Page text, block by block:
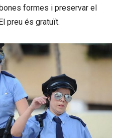
formes i preservar el
preu és gratuït.